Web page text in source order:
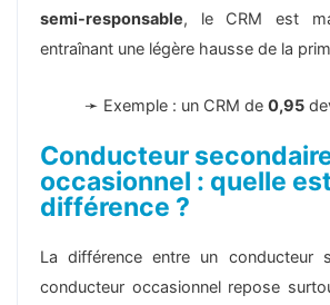
semi-responsable, le CRM est
entraînant une légère hausse de la
➛ Exemple : un CRM de 0,95
Conducteur
occasionnel : quelle
différence ?
La différence entre un conducteur
conducteur occasionnel repose